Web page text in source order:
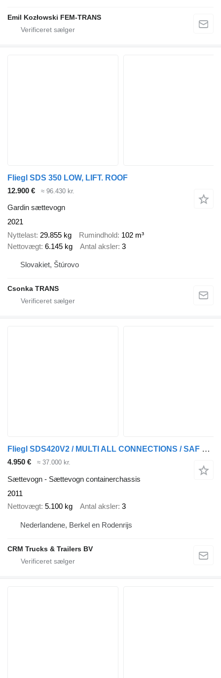
Emil Kozłowski FEM-TRANS
Fliegl SDS 350 LOW, LIFT. ROOF
12.900 €
≈ 96.430 kr.
Gardin sættevogn
2021
Nyttelast 29.855 kg Rumindhold 102 m³
Nettovægt 6.145 kg Antal aksler 3
Slovakiet, Štúrovo
Csonka TRANS
Fliegl SDS420V2 / MULTI ALL CONNECTIONS / SAF DISC /DUTCH TRAILER
4.950 € ≈ 37.000 kr.
Sættevogn - Sættevogn containerchassis
2011
Nettovægt 5.100 kg Antal aksler 3
Nederlandene, Berkel en Rodenrijs
CRM Trucks & Trailers BV